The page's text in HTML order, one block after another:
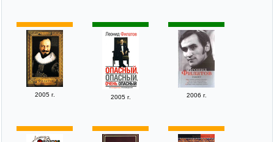
2005 г. 2005 г. 2006 г.